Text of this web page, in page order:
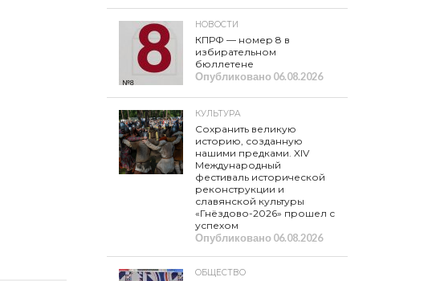
НОВОСТИ
КПРФ — номер 8 в
избирательном
бюллетене
Опубликовано06.08.2026
КУЛЬТУРА
Сохранить великую
историю, созданную
нашими предками. XIV
Международный
фестиваль исторической
реконструкции и
славянской культуры
«Гнёздово-2026» прошел с
успехом
Опубликовано06.08.2026
ОБЩЕСТВО